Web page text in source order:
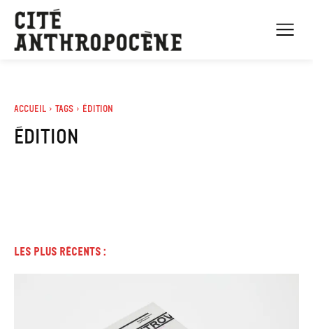
Accueil Tags édition
édition
Les plus récents :